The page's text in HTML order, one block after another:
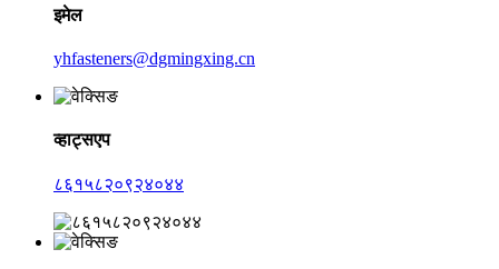
इमेल
yhfasteners@dgmingxing.cn
व्हाट्सएप
८६१५८२०९२४०४४